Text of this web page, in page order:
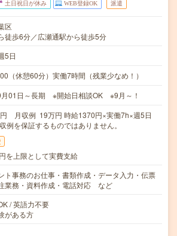
土日祝日が休み WEB登録OK 派遣
区
徒歩6分／広瀬通駅から徒歩5分
5日
（休憩60分）実働7時間（残業少なめ！）
01日～長期 ※開始日相談OK ※9月～！
月収例 19万円 時給1370円×実働7h×週5日
例を保証するものではありません。
を上限として実費支給
ト事務のお仕事・書類作成・データ入力・伝票
業務・資料作成・電話対応 など
/ 英語力不要
がある方